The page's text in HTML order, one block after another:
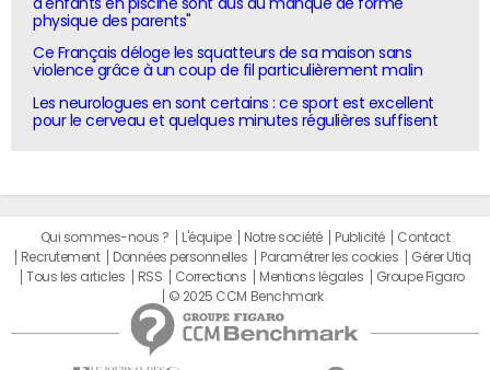
d'enfants en piscine sont dus au manque de forme
physique des parents"
Ce Français déloge les squatteurs de sa maison sans
violence grâce à un coup de fil particulièrement malin
Les neurologues en sont certains : ce sport est excellent
pour le cerveau et quelques minutes régulières suffisent
Qui sommes-nous ? L'équipe Notre société Publicité
Contact
Recrutement
Données personnelles Paramétrer les cookies
Gérer Utiq
Tous les articles
RSS Corrections Mentions légales
Groupe Figaro
© 2025 CCM Benchmark